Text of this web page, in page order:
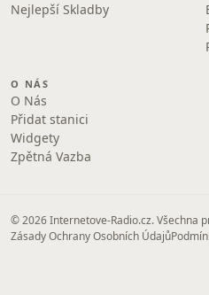
Nejlepší Skladby
O NÁS
O Nás
Přidat stanici
Widgety
Zpětná Vazba
© 2026 Internetove-Radio.cz. Všechna
Zásady Ochrany Osobních Údajů